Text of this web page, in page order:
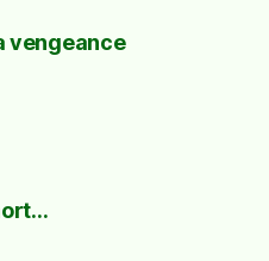
vengeance